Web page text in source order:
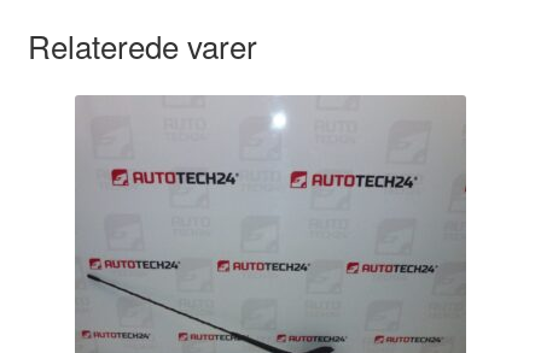
Relaterede varer